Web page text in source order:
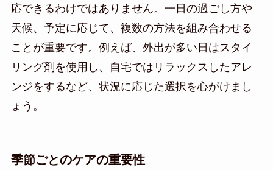
応できるわけではありません。一日の過ごし方や
天候、予定に応じて、複数の方法を組み合わせる
ことが重要です。例えば、外出が多い日はスタイ
リング剤を使用し、自宅ではリラックスしたアレ
ンジをするなど、状況に応じた選択を心がけまし
ょう。
季節ごとのケアの重要性